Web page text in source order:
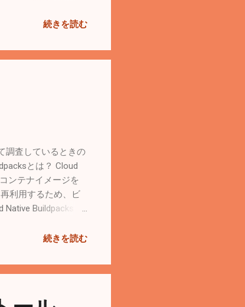
|
ックスタートに従
続きを読む
調査しているときの
とは？ Cloud
ンテナイメージを
利用するため、ビ
Buildpacks
続きを読む